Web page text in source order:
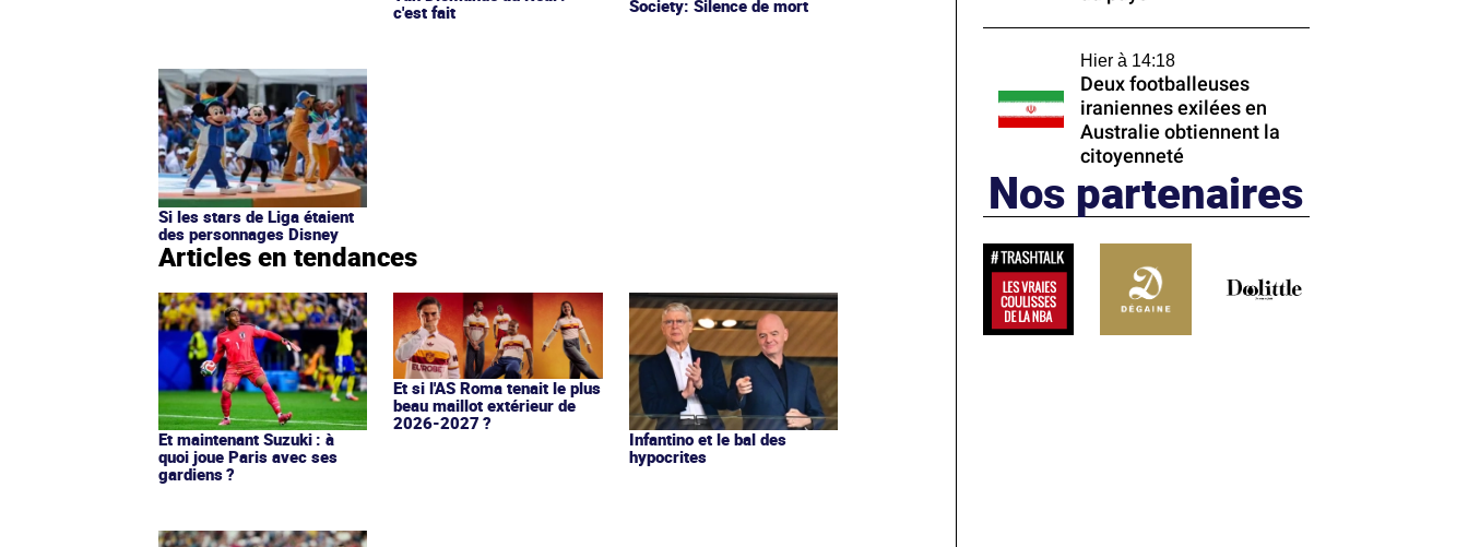
c'est fait
Society: Silence de mort
Si les stars de Liga étaient
des personnages Disney
Articles en tendances
Et maintenant Suzuki : à
quoi joue Paris avec ses
gardiens ?
Et si l'AS Roma tenait le plus
beau maillot extérieur de
2026-2027 ?
Infantino et le bal des
hypocrites
Hier à 14:18
Deux footballeuses
iraniennes exilées en
Australie obtiennent la
citoyenneté
Nos partenaires